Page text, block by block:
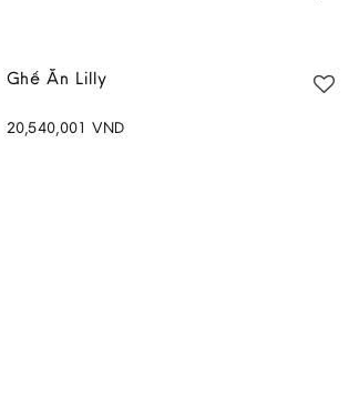
Ghế Ăn Lilly
20,540,001 VND